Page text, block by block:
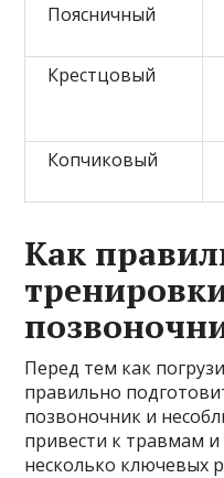
Поясничный
Крестцовый
Копчиковый
Как
Перед тем как
правильно
позвоночник и
привести к травмам
несколько ключевых